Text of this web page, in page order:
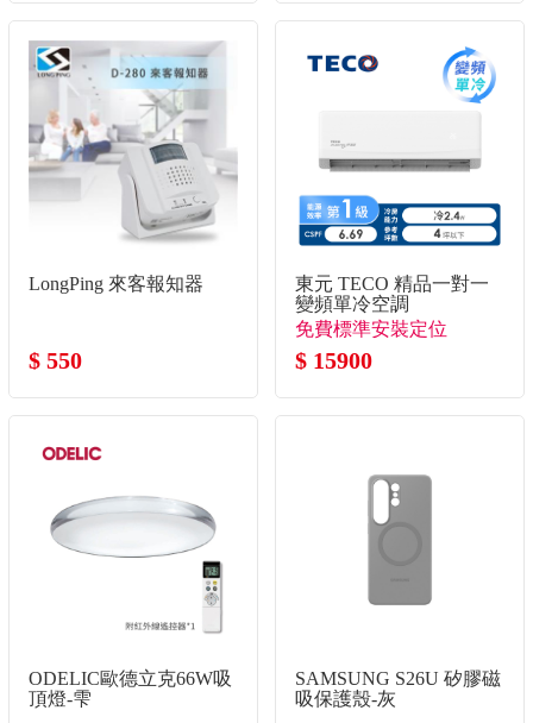
LongPing 來客報知器
$ 550
東元 TECO 精品一對一
變頻單冷空調
免費標準安裝定位
$ 15900
ODELIC歐德立克66W吸
頂燈-雫
SAMSUNG S26U 矽膠磁
吸保護殼-灰